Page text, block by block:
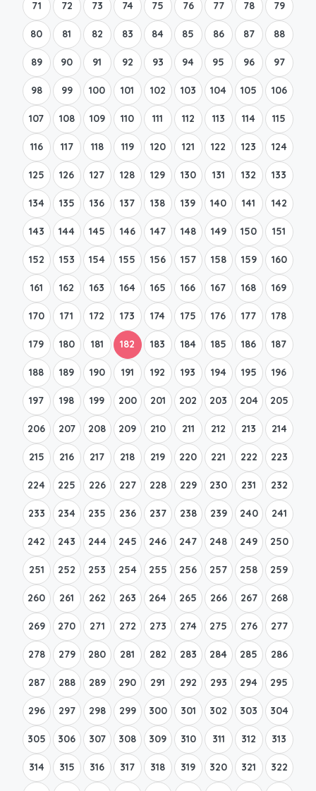
71 72 73 74 75 76 77 78 79
80 81 82 83 84 85 86 87 88
89 90 91 92 93 94 95 96 97
98 99 100 101 102 103 104 105 106
107 108 109 110 111 112 113 114 115
116 117 118 119 120 121 122 123 124
125 126 127 128 129 130 131 132 133
134 135 136 137 138 139 140 141 142
143 144 145 146 147 148 149 150 151
152 153 154 155 156 157 158 159 160
161 162 163 164 165 166 167 168 169
170 171 172 173 174 175 176 177 178
179 180 181 182 183 184 185 186 187
188 189 190 191 192 193 194 195 196
197 198 199 200 201 202 203 204 205
206 207 208 209 210 211 212 213 214
215 216 217 218 219 220 221 222 223
224 225 226 227 228 229 230 231 232
233 234 235 236 237 238 239 240 241
242 243 244 245 246 247 248 249 250
251 252 253 254 255 256 257 258 259
260 261 262 263 264 265 266 267 268
269 270 271 272 273 274 275 276 277
278 279 280 281 282 283 284 285 286
287 288 289 290 291 292 293 294 295
296 297 298 299 300 301 302 303 304
305 306 307 308 309 310 311 312 313
314 315 316 317 318 319 320 321 322